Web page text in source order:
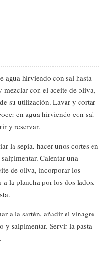
agua hirviendo con sal hasta
mezclar con el aceite de oliva,
su utilización. Lavar y cortar
en agua hirviendo con sal
y reservar.
la sepia, hacer unos cortes en
Calentar una
de oliva, incorporar los
a la plancha por los dos lados.
a la sartén, añadir el vinagre
y salpimentar. Servir la pasta